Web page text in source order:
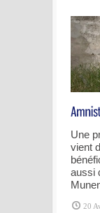
Une
vient
aussi
20